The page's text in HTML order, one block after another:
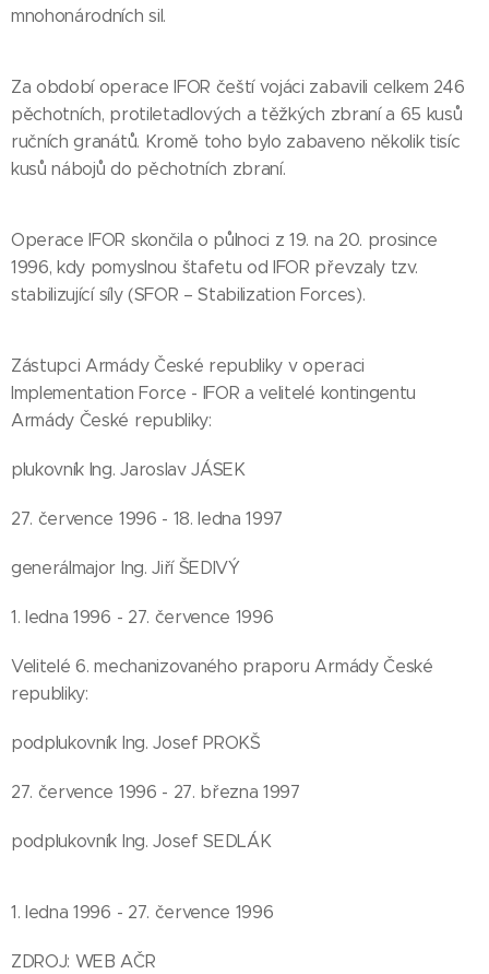
mnohonárodních sil.
Za období operace IFOR čeští vojáci zabavili celkem 246
pěchotních, protiletadlových a těžkých zbraní a 65 kusů
ručních granátů. Kromě toho bylo zabaveno několik tisíc
kusů nábojů do pěchotních zbraní.
Operace IFOR skončila o půlnoci z 19. na 20. prosince
1996, kdy pomyslnou štafetu od IFOR převzaly tzv.
stabilizující síly (SFOR – Stabilization Forces).
Zástupci Armády České republiky v operaci
Implementation Force - IFOR a velitelé kontingentu
Armády České republiky:
plukovník Ing. Jaroslav JÁSEK
27. července 1996 - 18. ledna 1997
generálmajor Ing. Jiří ŠEDIVÝ
1. ledna 1996 - 27. července 1996
Velitelé 6. mechanizovaného praporu Armády České
republiky:
podplukovník Ing. Josef PROKŠ
27. července 1996 - 27. března 1997
podplukovník Ing. Josef SEDLÁK
1. ledna 1996 - 27. července 1996
ZDROJ: WEB AČR